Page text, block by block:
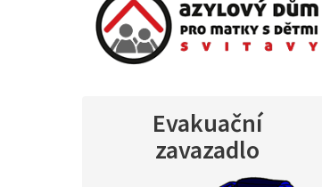
Evakuační
zavazadlo